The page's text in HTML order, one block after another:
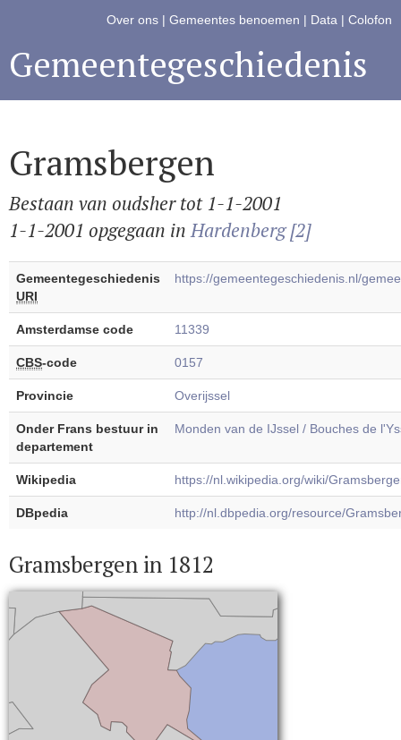
Over ons | Gemeentes benoemen | Data | Colofon
Gemeentegeschiedenis
Gramsbergen
Bestaan van oudsher tot 1-1-2001
1-1-2001 opgegaan inHardenberg [2]
Gemeentegeschiedenis
URI
https://gemeentegeschiedenis.nl/
Amsterdamse code 11339
CBS-code 0157
Provincie Overijssel
Onder Frans bestuur in
departement
Monden van de IJssel / Bouches de
Wikipedia https://nl.wikipedia.org/wiki/
DBpedia http://nl.dbpedia.org/resource/
Gramsbergen in 1812